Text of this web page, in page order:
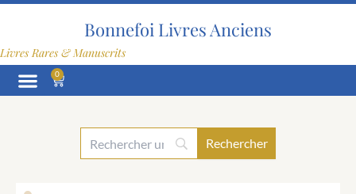
Aller
Bonnefoi Livres Anciens
Livres Rares & Manuscrits
0
Panier